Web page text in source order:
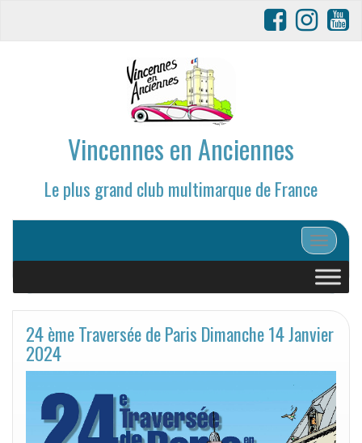
Vincennes en Anciennes
Le plus grand club multimarque de France
Afficher/
24 ème Traversée de Paris Dimanche 14 Janvier
2024